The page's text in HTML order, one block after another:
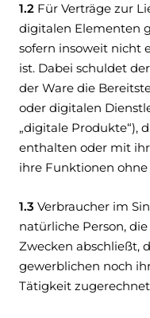
1.2 Für Verträge zur
digitalen Elementen
sofern insoweit nicht
ist. Dabei schuldet
der Ware die
oder digitalen
„digitale Produkte“),
enthalten oder mit
ihre Funktionen
1.3 Verbraucher im
natürliche Person,
Zwecken abschließt,
gewerblichen noch
Tätigkeit